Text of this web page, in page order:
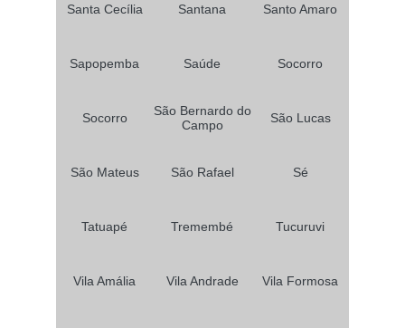
Santa Cecília Santana Santo Amaro
Sapopemba Saúde Socorro
Socorro
São Bernardo do
Campo
São Lucas
São Mateus São Rafael Sé
Tatuapé Tremembé Tucuruvi
Vila Amália Vila Andrade Vila Formosa